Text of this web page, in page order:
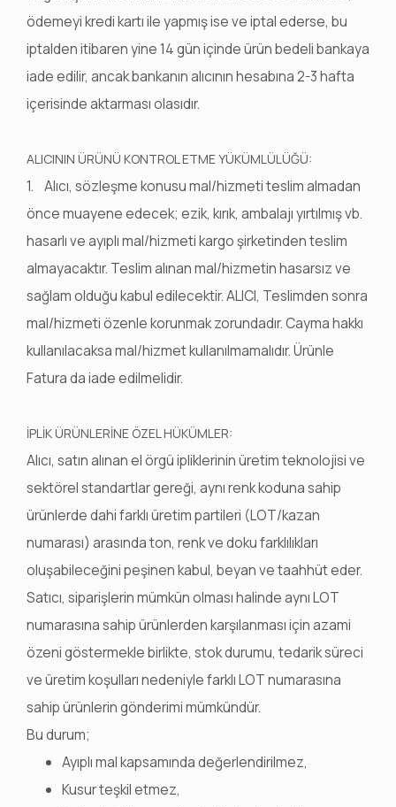
ödemeyi kredi kartı ile yapmış ise ve iptal ederse, bu
iptalden itibaren yine 14 gün içinde ürün bedeli bankaya
iade edilir, ancak bankanın alıcının hesabına 2-3 hafta
içerisinde aktarması olasıdır.
ALICININ ÜRÜNÜ KONTROL ETME YÜKÜMLÜLÜĞÜ:
1. Alıcı, sözleşme konusu mal/hizmeti teslim almadan
önce muayene edecek; ezik, kırık, ambalajı yırtılmış vb.
hasarlı ve ayıplı mal/hizmeti kargo şirketinden teslim
almayacaktır. Teslim alınan mal/hizmetin hasarsız ve
sağlam olduğu kabul edilecektir. ALICI, Teslimden sonra
mal/hizmeti özenle korunmak zorundadır. Cayma hakkı
kullanılacaksa mal/hizmet kullanılmamalıdır. Ürünle
Fatura da iade edilmelidir.
İPLİK ÜRÜNLERİNE ÖZEL HÜKÜMLER:
Alıcı, satın alınan el örgü ipliklerinin üretim teknolojisi ve
sektörel standartlar gereği, aynı renk koduna sahip
ürünlerde dahi farklı üretim partileri (LOT/kazan
numarası) arasında ton, renk ve doku farklılıkları
oluşabileceğini peşinen kabul, beyan ve taahhüt eder.
Satıcı, siparişlerin mümkün olması halinde aynı LOT
numarasına sahip ürünlerden karşılanması için azami
özeni göstermekle birlikte, stok durumu, tedarik süreci
ve üretim koşulları nedeniyle farklı LOT numarasına
sahip ürünlerin gönderimi mümkündür.
Bu durum;
Ayıplı mal kapsamında değerlendirilmez,
Kusur teşkil etmez,